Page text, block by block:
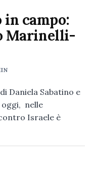
campo:
Marinelli-
Daniela Sabatino e
oggi, nelle
Israele è